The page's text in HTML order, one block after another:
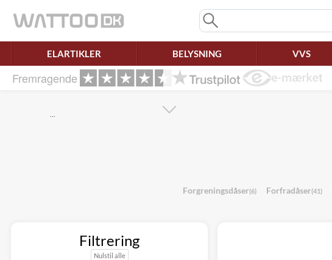
ELARTIKLER BELYSNING VVS
Fremragende
…
Forgreningsdåser(6) Forfradåser(41)
Filtrering
Nulstil alle
Ret samtykke!